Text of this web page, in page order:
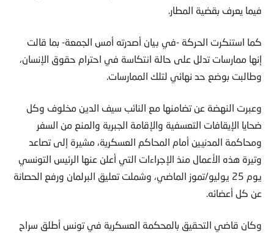
فيما يعرف بقضية المطار.
كما استنكرت الحركة -في بيان أصدرته أمس الجمعة- بما قالت
إنها ممارسات تدلل على حالة انتكاسة في احترام حقوق الإنسان،
وطالبت بوضع حد نهائي لتلك الممارسات.
وعبرت النهضة عن تضامنها مع النائب سيف الدين مخلوف وكل
ضحايا الإيقافات التعسفية والإقامة الجبرية والمنع من السفر
ومحاكمة المدنيين أمام المحاكم العسكرية، مشيرة إلى تصاعد
وتيرة هذه الأعمال منذ الإجراءات التي أعلن عنها الرئيس التونسي
يوم 25 يوليو/تموز الماضي، وشملت تعليق البرلمان ورفع الحصانة
عن كل أعضائه.
وكان قاضي التحقيق بالمحكمة العسكرية في تونس أطلق سراح